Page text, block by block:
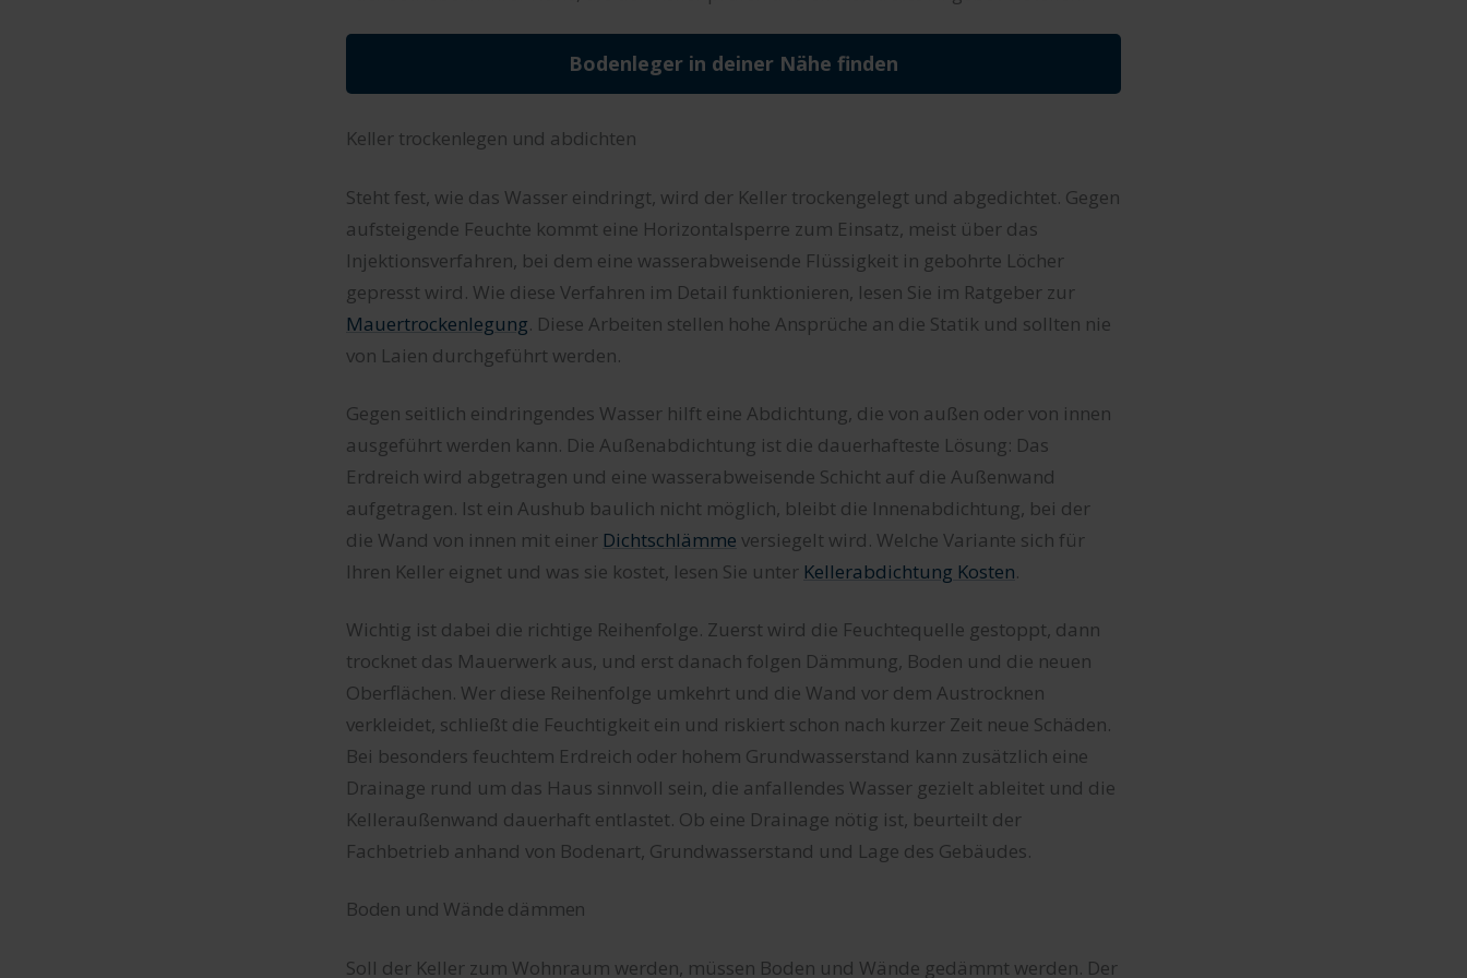
Bodenleger in deiner Nähe finden
Keller trockenlegen und abdichten
Steht fest, wie das Wasser eindringt, wird der Keller trockengelegt und abgedichtet. Gegen
aufsteigende Feuchte kommt eine Horizontalsperre zum Einsatz, meist über das
Injektionsverfahren, bei dem eine wasserabweisende Flüssigkeit in gebohrte Löcher
gepresst wird. Wie diese Verfahren im Detail funktionieren, lesen Sie im Ratgeber zur
Mauertrockenlegung. Diese Arbeiten stellen hohe Ansprüche an die Statik und sollten nie
von Laien durchgeführt werden.
Gegen seitlich eindringendes Wasser hilft eine Abdichtung, die von außen oder von innen
ausgeführt werden kann. Die Außenabdichtung ist die dauerhafteste Lösung: Das
Erdreich wird abgetragen und eine wasserabweisende Schicht auf die Außenwand
aufgetragen. Ist ein Aushub baulich nicht möglich, bleibt die Innenabdichtung, bei der
die Wand von innen mit einer Dichtschlämme versiegelt wird. Welche Variante sich für
Ihren Keller eignet und was sie kostet, lesen Sie unter Kellerabdichtung Kosten.
Wichtig ist dabei die richtige Reihenfolge. Zuerst wird die Feuchtequelle gestoppt, dann
trocknet das Mauerwerk aus, und erst danach folgen Dämmung, Boden und die neuen
Oberflächen. Wer diese Reihenfolge umkehrt und die Wand vor dem Austrocknen
verkleidet, schließt die Feuchtigkeit ein und riskiert schon nach kurzer Zeit neue Schäden.
Bei besonders feuchtem Erdreich oder hohem Grundwasserstand kann zusätzlich eine
Drainage rund um das Haus sinnvoll sein, die anfallendes Wasser gezielt ableitet und die
Kelleraußenwand dauerhaft entlastet. Ob eine Drainage nötig ist, beurteilt der
Fachbetrieb anhand von Bodenart, Grundwasserstand und Lage des Gebäudes.
Boden und Wände dämmen
Soll der Keller zum Wohnraum werden, müssen Boden und Wände gedämmt werden. Der